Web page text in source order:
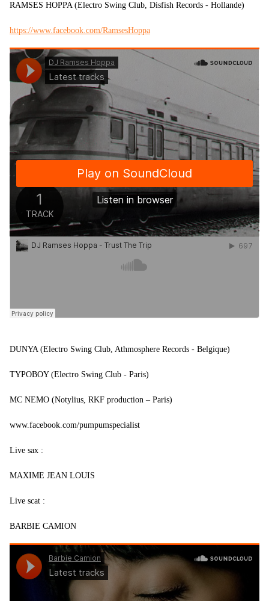
RAMSES HOPPA (Electro Swing Club, Disfish Records - Hollande)
https://www.facebook.com/RamsesHoppa
DUNYA (Electro Swing Club, Athmosphere Records - Belgique)
TYPOBOY (Electro Swing Club - Paris)
MC NEMO (Notylius, RKF production – Paris)
www.facebook.com/pumpumspecialist
Live sax :
MAXIME JEAN LOUIS
Live scat :
BARBIE CAMION